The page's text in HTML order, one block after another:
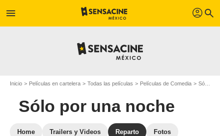
menu profil search
Inicio Películas en cartelera Todas las películas Películas de Comedia Sólo por una noche
Sólo por una noche
Home Trailers y Videos Reparto Fotos